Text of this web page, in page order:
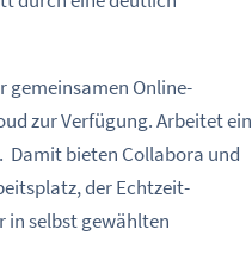
gemeinsamen Online-
zur Verfügung. Arbeitet ein
Damit bieten Collabora und
der Echtzeit-
in selbst gewählten